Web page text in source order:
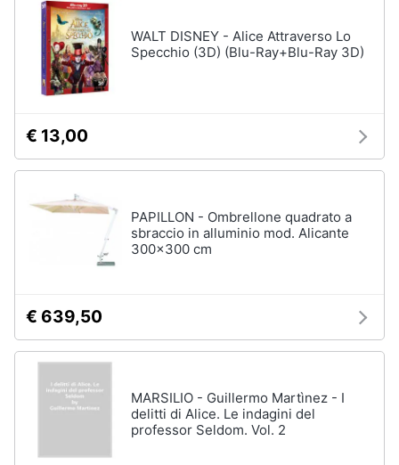
Audio
e
musica
Arredo
Brico
e
igiene
Beauty
Blu-
ray
Ray
disney
DVD
WALT DISNEY - Alice Attraverso Lo
Specchio (3D) (Blu-Ray+Blu-Ray 3D)
€ 13,00
PAPILLON - Ombrellone quadrato a
sbraccio in alluminio mod. Alicante
300x300 cm
€ 639,50
MARSILIO - Guillermo Martìnez - I
delitti di Alice. Le indagini del
professor Seldom. Vol. 2